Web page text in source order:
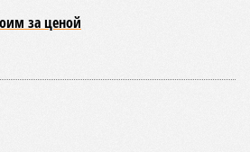
технологий Сколтеха и
искусственного интеллекта
ткани нашего организма более
мутациям, чем другие. В
они с радостью заменят старые,
С другой стороны, клетки